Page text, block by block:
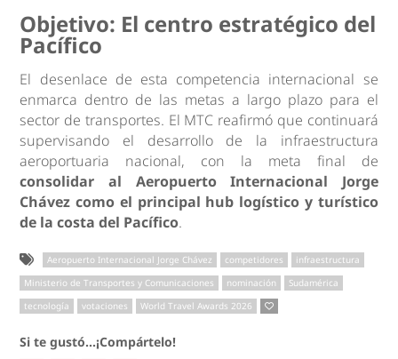
Objetivo: El centro estratégico del
Pacífico
El desenlace de esta competencia internacional se
enmarca dentro de las metas a largo plazo para el
sector de transportes. El MTC reafirmó que continuará
supervisando el desarrollo de la infraestructura
aeroportuaria nacional, con la meta final de
consolidar al Aeropuerto Internacional Jorge
Chávez como el principal hub logístico y turístico
de la costa del Pacífico.
Aeropuerto Internacional Jorge Chávez competidores
infraestructura
Ministerio de Transportes y Comunicaciones
nominación
Sudamérica
tecnología
votaciones World Travel Awards 2026
Si te gustó...¡Compártelo!